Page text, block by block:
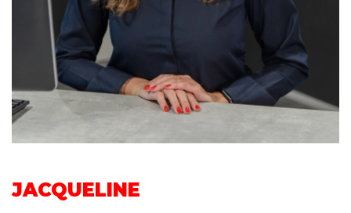
JACQUELINE